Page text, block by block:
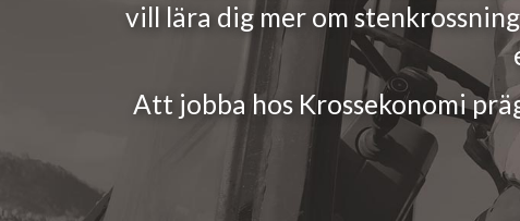
vill lära dig mer om
Att jobba hos Krossekonomi